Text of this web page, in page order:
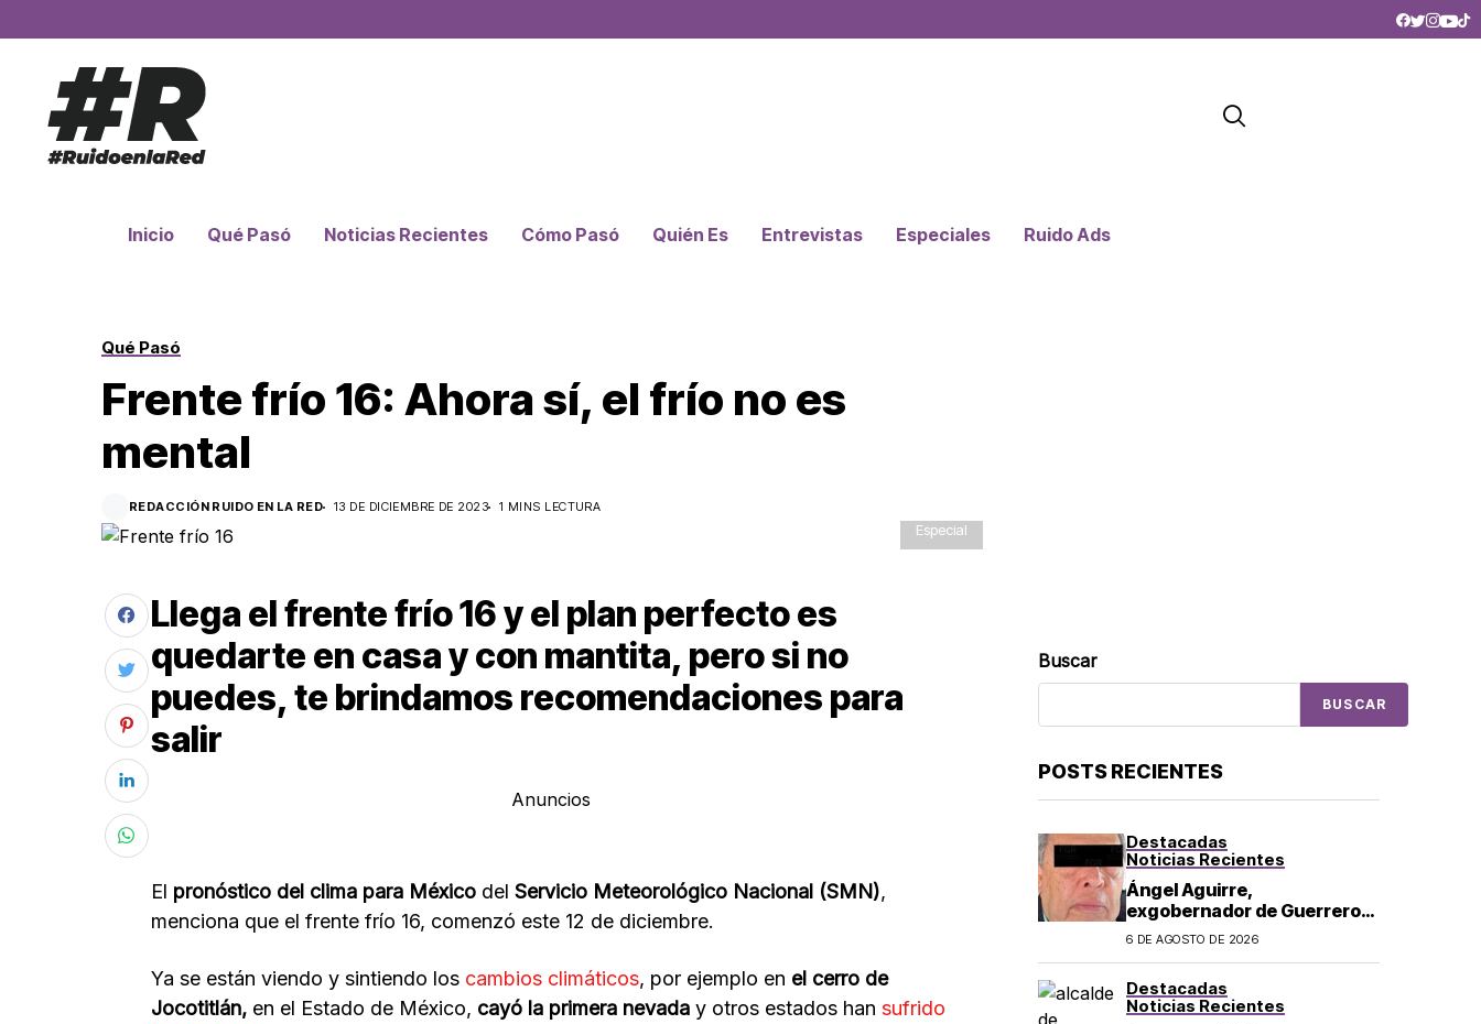
Inicio Qué Pasó Noticias Recientes Cómo Pasó Quién Es Entrevistas Especiales Ruido Ads
Qué Pasó
Frente frío 16: Ahora sí, el frío no es
mental
REDACCIÓN RUIDO EN LA RED 13 DE DICIEMBRE DE 2023 1 MINS LECTURA
Especial
Llega el frente frío 16 y el plan perfecto es
quedarte en casa y con mantita, pero si no
puedes, te brindamos recomendaciones para
salir
Anuncios
El pronóstico del clima para México del Servicio Meteorológico Nacional (SMN),
menciona que el frente frío 16, comenzó este 12 de diciembre.
Ya se están viendo y sintiendo los cambios climáticos, por ejemplo en el cerro de
Jocotitlán, en el Estado de México, cayó la primera nevada y otros estados han sufrido
Buscar
BUSCAR
POSTS RECIENTES
Destacadas
Noticias Recientes
Ángel Aguirre,
exgobernador de Guerrero,
es detenido por caso
los 43 normalistas
6 DE AGOSTO DE 2026
Destacadas
Noticias Recientes